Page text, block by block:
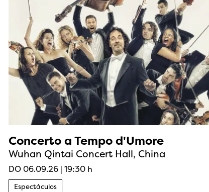
Concerto a Tempo d'Umore
Wuhan Qintai Concert Hall, China
DO 06.09.26 | 19:30 h
Espectáculos